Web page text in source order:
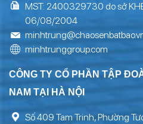
MST: 2400329730 do sở
06/08/2004
minhtrunggroup.com
CÔNG TY CỔ PHẦN TẬP
NAM TẠI HÀ NỘI
Số 409 Tam Trinh, Phường